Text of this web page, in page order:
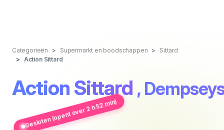
Categorieën Supermarkt en boodschappen
Sittard
Action Sittard
Action Sittard ,
Gesloten (opent over 2 h 52 min)